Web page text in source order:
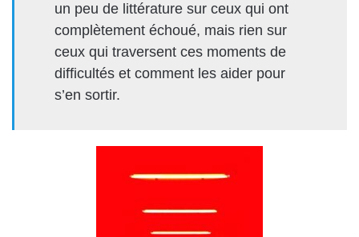
un peu de littérature sur ceux qui ont
complètement échoué, mais rien sur
ceux qui traversent ces moments de
difficultés et comment les aider pour
s’en sortir.